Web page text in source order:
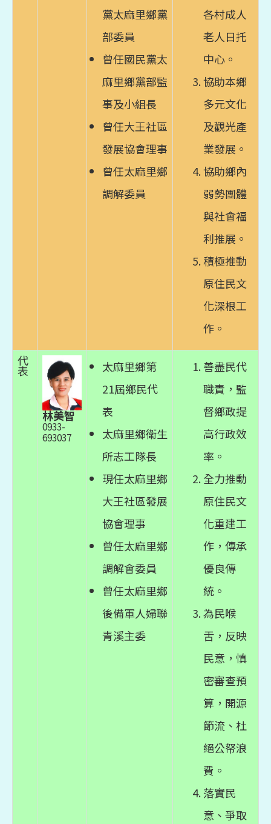
黨太麻里鄉黨
部委員
曾任國民黨太
麻里鄉黨部監
事及小組長
曾任大王社區
發展協會理事
曾任太麻里鄉
調解委員
各村成人
老人日托
中心。
協助本鄉
多元文化
及觀光產
業發展。
協助鄉內
弱勢團體
與社會福
利推展。
積極推動
原住民文
化深根工
作。
代
表
林美智
0933-
693037
太麻里鄉第
21屆鄉民代
表
太麻里鄉衛生
所志工隊長
現任太麻里鄉
大王社區發展
協會理事
曾任太麻里鄉
調解會委員
曾任太麻里鄉
後備軍人婦聯
青溪主委
善盡民代
職責，監
督鄉政提
高行政效
率。
全力推動
原住民文
化重建工
作，傳承
優良傳
統。
為民喉
舌，反映
民意，慎
密審查預
算，開源
節流、杜
絕公帑浪
費。
落實民
意、爭取